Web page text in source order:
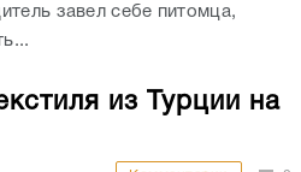
завел себе питомца,
из Турции на